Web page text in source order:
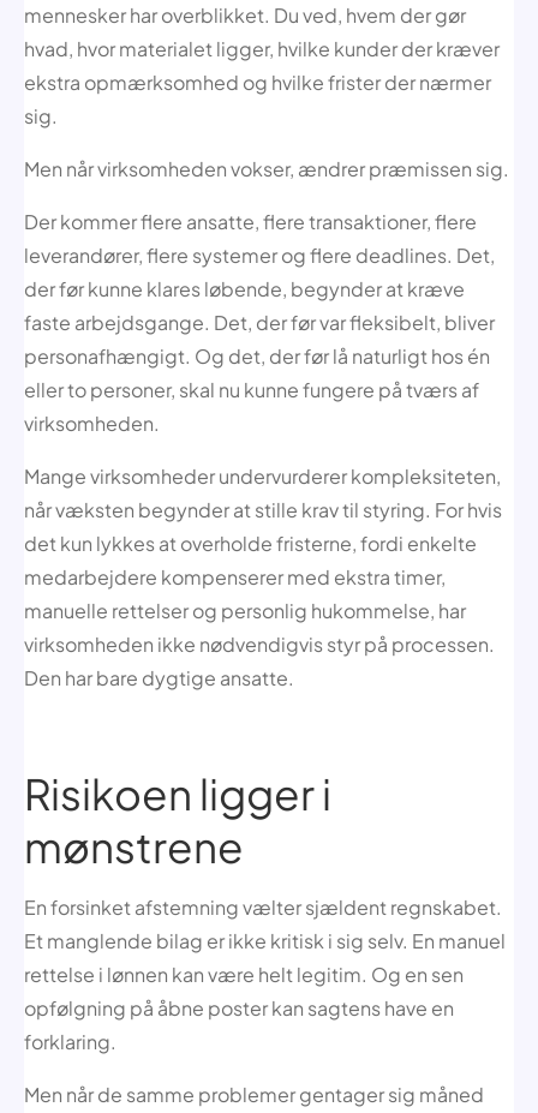
mennesker har overblikket. Du ved, hvem der gør
hvad, hvor materialet ligger, hvilke kunder der kræver
ekstra opmærksomhed og hvilke frister der nærmer
sig.
Men når virksomheden vokser, ændrer præmissen sig.
Der kommer flere ansatte, flere transaktioner, flere
leverandører, flere systemer og flere deadlines. Det,
der før kunne klares løbende, begynder at kræve
faste arbejdsgange. Det, der før var fleksibelt, bliver
personafhængigt. Og det, der før lå naturligt hos én
eller to personer, skal nu kunne fungere på tværs af
virksomheden.
Mange virksomheder undervurderer kompleksiteten,
når væksten begynder at stille krav til styring. For hvis
det kun lykkes at overholde fristerne, fordi enkelte
medarbejdere kompenserer med ekstra timer,
manuelle rettelser og personlig hukommelse, har
virksomheden ikke nødvendigvis styr på processen.
Den har bare dygtige ansatte.
Risikoen ligger i
mønstrene
En forsinket afstemning vælter sjældent regnskabet.
Et manglende bilag er ikke kritisk i sig selv. En manuel
rettelse i lønnen kan være helt legitim. Og en sen
opfølgning på åbne poster kan sagtens have en
forklaring.
Men når de samme problemer gentager sig måned